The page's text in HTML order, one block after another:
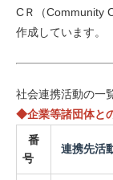
CＲ（Community
作成しています。
社会連携活動の一
◆企業等諸団体と
番
号
連携先活